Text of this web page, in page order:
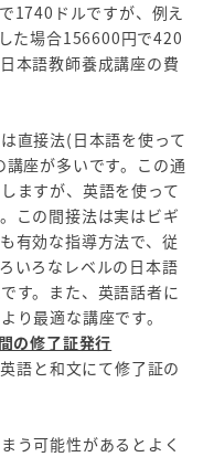
1740ドルですが、例え
た場合156600円で420
本語教師養成講座の費
直接法(日本語を使って
座が多いです。この通
ますが、英語を使って
この間接法は実はビギ
有効な指導方法で、従
いろなレベルの日本語
す。また、英語話者に
り最適な講座です。
の修了証発行
語と和文にて修了証の
う可能性があるとよく